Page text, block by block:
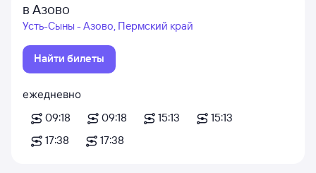
в Азово
Усть-Сыны - Азово, Пермский край
Найти билеты
ежедневно
09:18
09:18 15:13
15:13
17:38
17:38